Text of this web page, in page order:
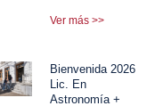
Ver más >>
Bienvenida 2026
Lic. En
Astronomía +